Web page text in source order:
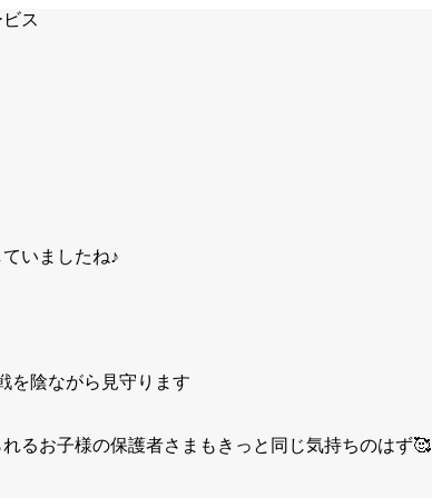
ス
いましたね♪
を陰ながら見守ります
るお子様の保護者さまもきっと同じ気持ちのはず🥰